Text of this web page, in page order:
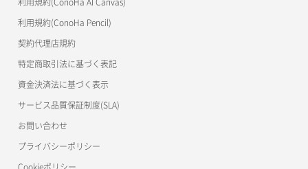
利用規約(ConoHa Pencil)
契約代理店規約
特定商取引法に基づく表記
資金決済法に基づく表示
サービス品質保証制度(SLA)
お問い合わせ
プライバシーポリシー